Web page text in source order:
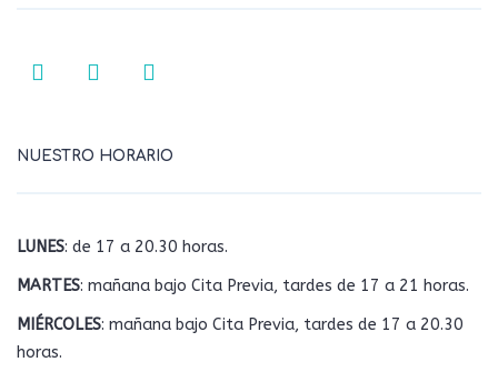
NUESTRO HORARIO
LUNES: de 17 a 20.30 horas.
MARTES: mañana bajo Cita Previa, tardes de 17 a 21 horas.
MIÉRCOLES: mañana bajo Cita Previa, tardes de 17 a 20.30
horas.